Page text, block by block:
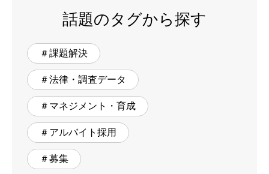
話題のタグから探す
＃課題解決
＃法律・調査データ
＃マネジメント・育成
＃アルバイト採用
＃募集